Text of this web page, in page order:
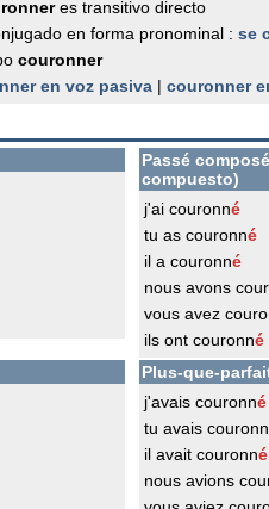
es transitivo directo
en forma pronominal : se
couronner
en voz pasiva | couronner
Passé
compuesto)
j'ai couronné
tu as couronné
il a couronné
nous avons
vous avez
ils ont couronné
Plus-que-
j'avais couronné
tu avais couronn
il avait couronné
nous avions